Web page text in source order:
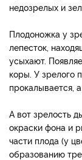
недозрелых и
Плодоножка у
лепесток,
усыхают.
коры. У зрелого
прокалывается,
А вот зрелость
окраски фона и
части плода (у
образованию